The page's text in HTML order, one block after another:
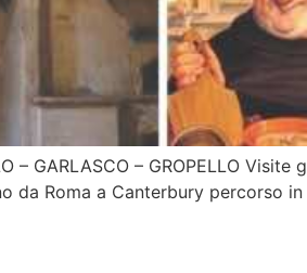
– GARLASCO – GROPELLO
da Roma a Canterbury percorso